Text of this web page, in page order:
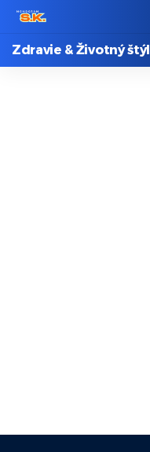
Zdravie & Životný štýl